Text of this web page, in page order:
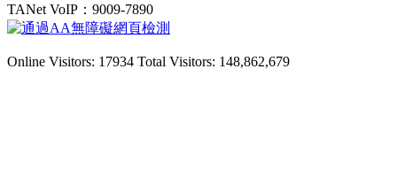
TANet VoIP：9009-7890
Online Visitors: 17934 Total Visitors: 148,862,679